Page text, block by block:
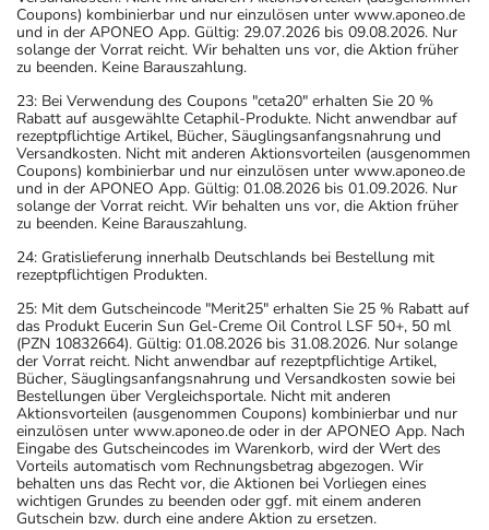
Coupons) kombinierbar und nur einzulösen unter www.aponeo.de
und in der APONEO App. Gültig: 29.07.2026 bis 09.08.2026. Nur
solange der Vorrat reicht. Wir behalten uns vor, die Aktion früher
zu beenden. Keine Barauszahlung.
23: Bei Verwendung des Coupons "ceta20" erhalten Sie 20 %
Rabatt auf ausgewählte Cetaphil-Produkte. Nicht anwendbar auf
rezeptpflichtige Artikel, Bücher, Säuglingsanfangsnahrung und
Versandkosten. Nicht mit anderen Aktionsvorteilen (ausgenommen
Coupons) kombinierbar und nur einzulösen unter www.aponeo.de
und in der APONEO App. Gültig: 01.08.2026 bis 01.09.2026. Nur
solange der Vorrat reicht. Wir behalten uns vor, die Aktion früher
zu beenden. Keine Barauszahlung.
24: Gratislieferung innerhalb Deutschlands bei Bestellung mit
rezeptpflichtigen Produkten.
25: Mit dem Gutscheincode "Merit25" erhalten Sie 25 % Rabatt auf
das Produkt Eucerin Sun Gel-Creme Oil Control LSF 50+, 50 ml
(PZN 10832664). Gültig: 01.08.2026 bis 31.08.2026. Nur solange
der Vorrat reicht. Nicht anwendbar auf rezeptpflichtige Artikel,
Bücher, Säuglingsanfangsnahrung und Versandkosten sowie bei
Bestellungen über Vergleichsportale. Nicht mit anderen
Aktionsvorteilen (ausgenommen Coupons) kombinierbar und nur
einzulösen unter www.aponeo.de oder in der APONEO App. Nach
Eingabe des Gutscheincodes im Warenkorb, wird der Wert des
Vorteils automatisch vom Rechnungsbetrag abgezogen. Wir
behalten uns das Recht vor, die Aktionen bei Vorliegen eines
wichtigen Grundes zu beenden oder ggf. mit einem anderen
Gutschein bzw. durch eine andere Aktion zu ersetzen.